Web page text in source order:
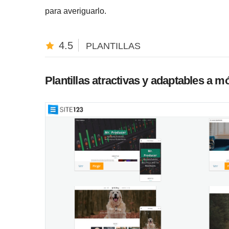
para averiguarlo.
4.5 PLANTILLAS
Plantillas atractivas y adaptables a